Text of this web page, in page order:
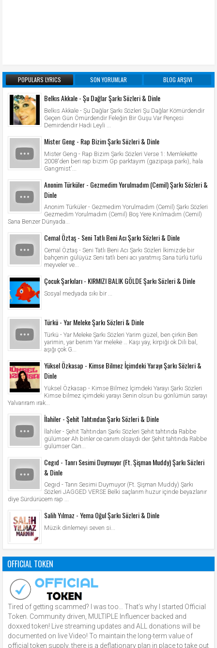
POPULARS LYRICS SON YORUMLAR BLOG ARŞIVI
Belkıs Akkale - Şu Dağlar Şarkı Sözleri & Dinle
Belkıs Akkale - Şu Dağlar Şarkı Sözleri Şu Dağlar Kömürdendir
Geçen Gün Ömürdendir Feleğin Bir Guşu Var Pençesi
Demirdendir Hadi Leyli ...
Mister Geng - Rap Bizim Şarkı Sözleri & Dinle
Mister Geng - Rap Bizim Şarkı Sözleri Verse 1: Memlekette
2008'den beri rap bizim Gp parktayım (gazipaşa parkı), hala
Gangmist'...
Anonim Türküler - Gezmedim Yorulmadım (Cemil) Şarkı Sözleri &
Dinle
Anonim Türküler - Gezmedim Yorulmadım (Cemil) Şarkı Sözleri
Gezmedim Yorulmadım (Cemil) Boş Yere Kırılmadım (Cemil)
Sana Benzer Dünyada...
Cemal Öztaş - Seni Tatlı Beni Acı Şarkı Sözleri & Dinle
Cemal Öztaş - Seni Tatlı Beni Acı Şarkı Sözleri İkimizde bir
bahçenin gülüyüz Seni tatlı beni acı yaratmış Sana türlü türlü
meyveler ve...
Çocuk Şarkıları - KIRMIZI BALIK GÖLDE Şarkı Sözleri & Dinle
Sosyal medyada sıkı bir ...
Türkü - Yar Meleke Şarkı Sözleri & Dinle
Türkü - Yar Meleke Şarkı Sözleri Yarim güzel, ben çirkin Ben
yarimin, yar benim Yar meleke … Kaşı yay, kirpiği ok Dili bal,
aşığı çok G...
Yüksel Özkasap - Kimse Bilmez İçimdeki Yarayı Şarkı Sözleri &
Dinle
Yüksel Özkasap - Kimse Bilmez İçimdeki Yarayı Şarkı Sözleri
Kimse bilmez içimdeki yarayı Senin olsun bu gönlümün sarayı
Yalvarıram ırak...
İlahiler - Şehit Tahtından Şarkı Sözleri & Dinle
İlahiler - Şehit Tahtından Şarkı Sözleri Şehit tahtında Rabbe
gülümser Ah binler ce canım olsaydı der Şehit tahtında Rabbe
gülümser Can...
Cegıd - Tanrı Sesimi Duymuyor (Ft. Şişman Muddy) Şarkı Sözleri
& Dinle
Cegıd - Tanrı Sesimi Duymuyor (Ft. Şişman Muddy) Şarkı
Sözleri JAGGED VERSE Belki saçlarım huzur içinde beyazlanır
diye Sürdürücem rap ...
Salih Yılmaz - Yema Oğul Şarkı Sözleri & Dinle
Müzik dinlemeyi seven si...
OFFICIAL TOKEN
Tired of getting scammed? I was too… That’s why I started Official
Token. Community driven, MULTIPLE Influencer backed and
doxxed token! Live streaming updates and ALL donations will be
documented on live Video! To maintain the long-term value of
official token supply, there is a deflationary plan in place to take out